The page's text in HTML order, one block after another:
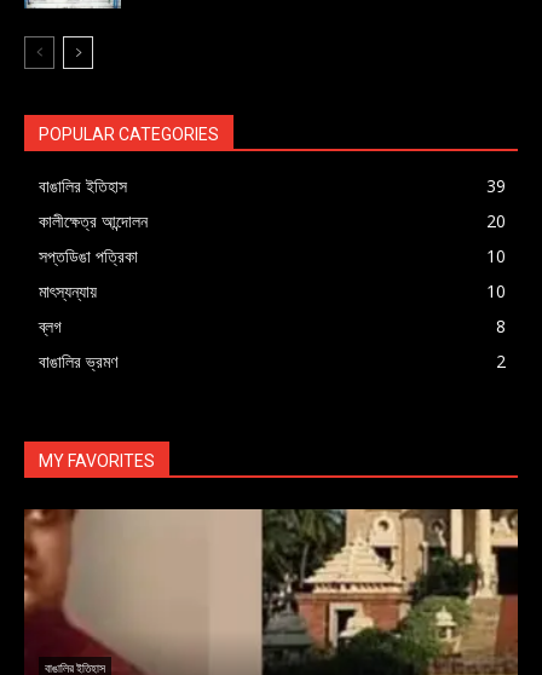
POPULAR CATEGORIES
বাঙালির ইতিহাস
39
কালীক্ষেত্র আন্দোলন
20
সপ্তডিঙা পত্রিকা
10
মাৎস্যন্যায়
10
ব্লগ
8
বাঙালির ভ্রমণ
2
MY FAVORITES
বাঙালির ইতিহাস